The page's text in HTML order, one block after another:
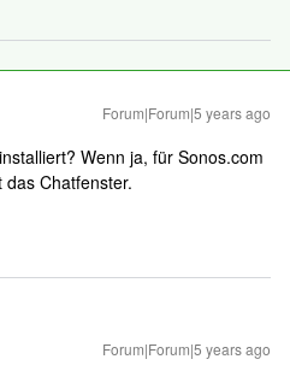
Forum|Forum|5 years ago
Wenn ja, für Sonos.com
Chatfenster.
Forum|Forum|5 years ago